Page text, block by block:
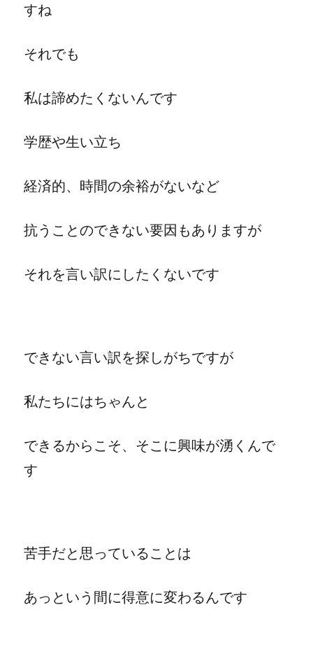
すね
それでも
私は諦めたくないんです
学歴や生い立ち
経済的、時間の余裕がないなど
抗うことのできない要因もありますが
それを言い訳にしたくないです
できない言い訳を探しがちですが
私たちにはちゃんと
できるからこそ、そこに興味が湧くんで
す
苦手だと思っていることは
あっという間に得意に変わるんです